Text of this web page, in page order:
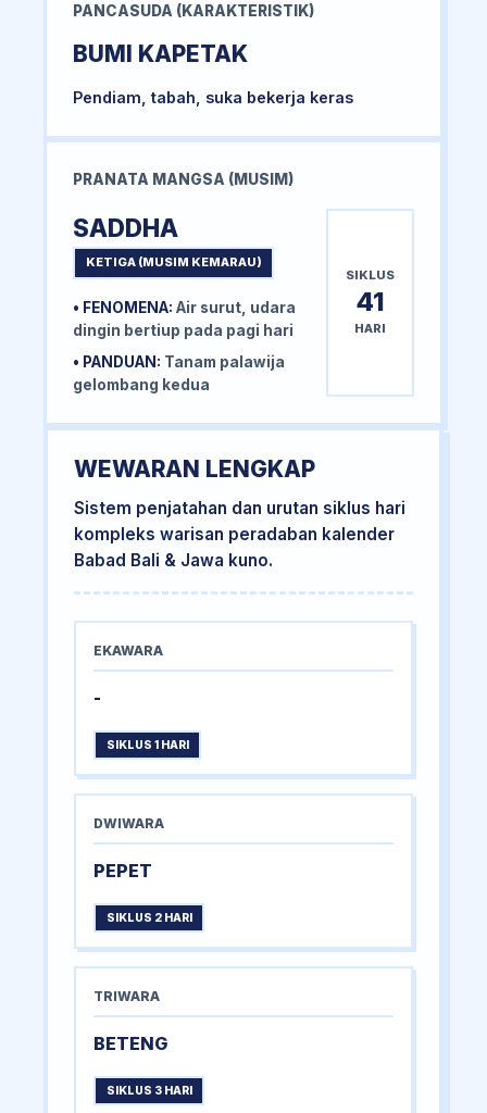
PANCASUDA (KARAKTERISTIK)
BUMI KAPETAK
Pendiam, tabah, suka bekerja keras
PRANATA MANGSA (MUSIM)
SADDHA
KETIGA (MUSIM KEMARAU)
• FENOMENA: Air surut, udara
dingin bertiup pada pagi hari
• PANDUAN: Tanam palawija
gelombang kedua
SIKLUS
41
HARI
WEWARAN LENGKAP
Sistem penjatahan dan urutan siklus hari
kompleks warisan peradaban kalender
Babad Bali & Jawa kuno.
EKAWARA
-
SIKLUS 1 HARI
DWIWARA
PEPET
SIKLUS 2 HARI
TRIWARA
BETENG
SIKLUS 3 HARI